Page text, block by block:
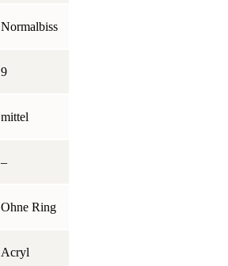
Normalbiss
9
mittel
–
Ohne Ring
Acryl